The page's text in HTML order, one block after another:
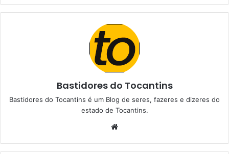
Bastidores do Tocantins
Bastidores do Tocantins é um Blog de seres, fazeres e dizeres do
estado de Tocantins.
b